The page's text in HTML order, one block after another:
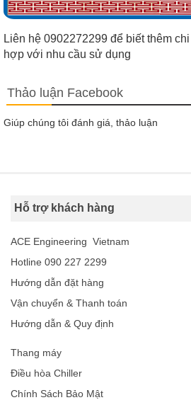
Liên hệ 0902272299 để biết thêm
hợp với nhu cầu sử dụng
Thảo luận Facebook
Giúp chúng tôi đánh giá, thảo luận
Hỗ trợ khách hàng
ACE Engineering Vietnam
Hotline 090 227 2299
Hướng dẫn đặt hàng
Vận chuyển & Thanh toán
Hướng dẫn & Quy định
Thang máy
Điều hòa Chiller
Chính Sách Bảo Mật